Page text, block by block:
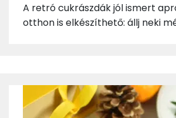
A retró cukrászdák jól ismert
otthon is elkészíthető: állj neki